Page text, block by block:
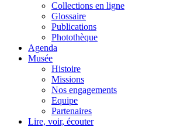
Collections en ligne
Glossaire
Publications
Photothèque
Agenda
Musée
Histoire
Missions
Nos engagements
Equipe
Partenaires
Lire, voir, écouter